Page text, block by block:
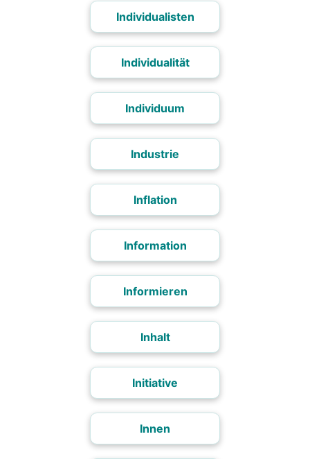
Individualisten
Individualität
Individuum
Industrie
Inflation
Information
Informieren
Inhalt
Initiative
Innen